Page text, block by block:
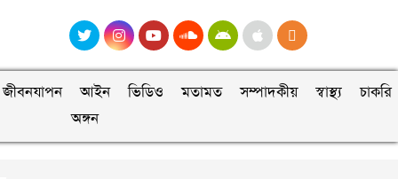
জীবনযাপন
আইন
অঙ্গন
ভিডিও মতামত সম্পাদকীয় স্বাস্থ্য চাকরি